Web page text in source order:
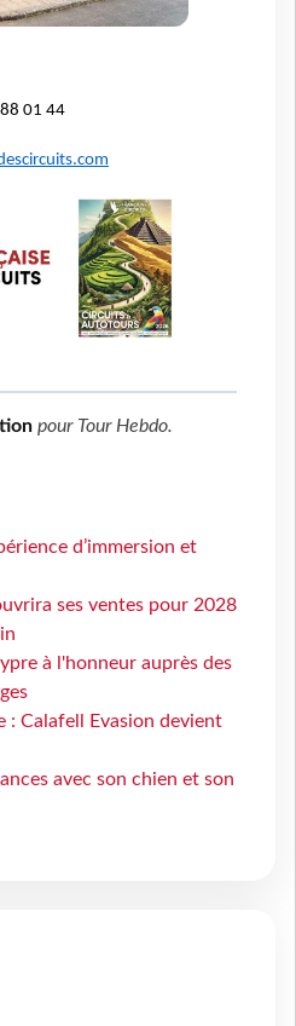
01 44
pour Tour Hebdo.
d’immersion et
ses ventes pour 2028
à l'honneur auprès des
: Calafell Evasion devient
avec son chien et son